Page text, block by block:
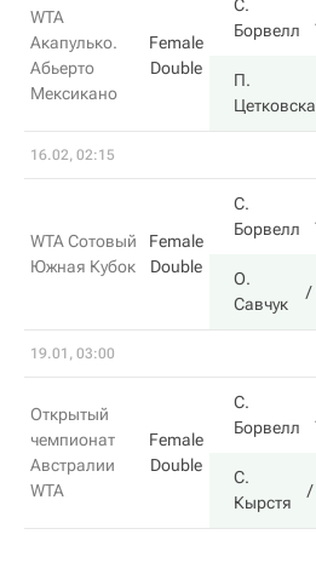
WTA
Акапулько.
Абьерто
Мексикано
Female
Double
С.
Борвелл
П.
Цетковска
16.02, 02:15
WTA Сотовый
Южная Кубок
Female
Double
С.
Борвелл
О.
Савчук
19.01, 03:00
Открытый
чемпионат
Австралии
WTA
Female
Double
С.
Борвелл
С.
Кырстя